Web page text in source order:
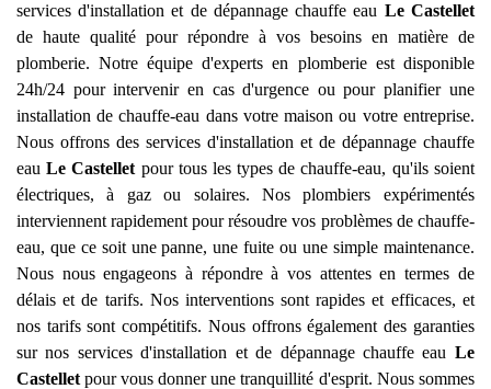
services d'installation et de dépannage chauffe eau Le Castellet
de haute qualité pour répondre à vos besoins en matière de
plomberie. Notre équipe d'experts en plomberie est disponible
24h/24 pour intervenir en cas d'urgence ou pour planifier une
installation de chauffe-eau dans votre maison ou votre entreprise.
Nous offrons des services d'installation et de dépannage chauffe
eauLe Castellet pour tous les types de chauffe-eau, qu'ils soient
électriques, à gaz ou solaires. Nos plombiers expérimentés
interviennent rapidement pour résoudre vos problèmes de chauffe-
eau, que ce soit une panne, une fuite ou une simple maintenance.
Nous nous engageons à répondre à vos attentes en termes de
délais et de tarifs. Nos interventions sont rapides et efficaces, et
nos tarifs sont compétitifs. Nous offrons également des garanties
sur nos services d'installation et de dépannage chauffe eau Le
Castellet pour vous donner une tranquillité d'esprit. Nous sommes